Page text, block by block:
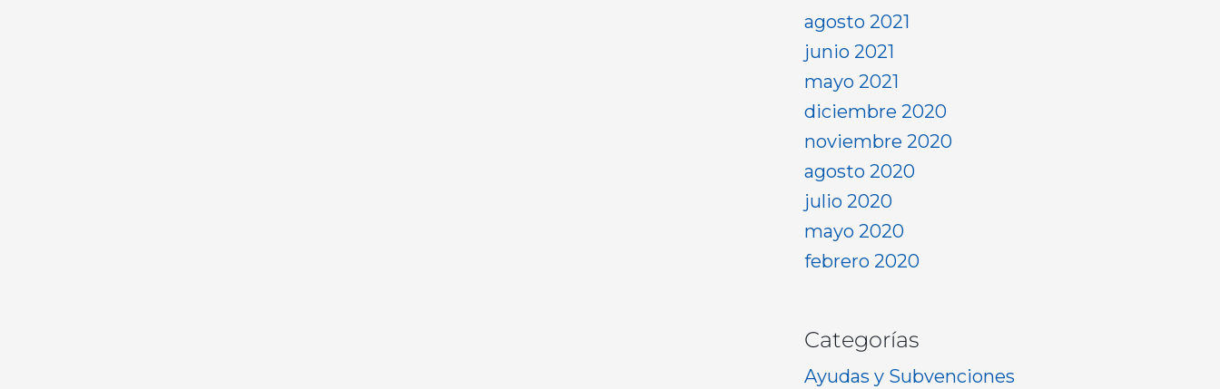
agosto 2021
junio 2021
mayo 2021
diciembre 2020
noviembre 2020
agosto 2020
julio 2020
mayo 2020
febrero 2020
Categorías
Ayudas y Subvenciones